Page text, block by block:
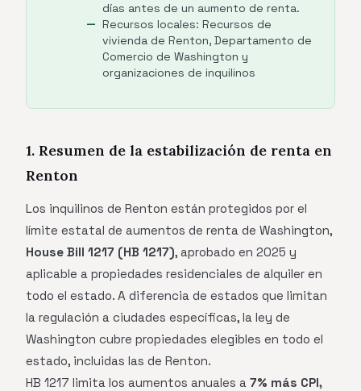
días antes de un aumento de renta.
Recursos locales: Recursos de
vivienda de Renton, Departamento de
Comercio de Washington y
organizaciones de inquilinos
1. Resumen de la estabilización de renta en
Renton
Los inquilinos de Renton están protegidos por el
límite estatal de aumentos de renta de Washington,
House Bill 1217 (HB 1217), aprobado en 2025 y
aplicable a propiedades residenciales de alquiler en
todo el estado. A diferencia de estados que limitan
la regulación a ciudades específicas, la ley de
Washington cubre propiedades elegibles en todo el
estado, incluidas las de Renton.
HB 1217 limita los aumentos anuales a 7% más CPI,